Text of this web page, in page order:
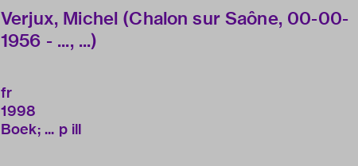
Verjux, Michel (Chalon sur Saône, 00-00-
1956 - ..., ...)
fr
1998
Boek; ... p ill